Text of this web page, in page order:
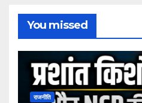
You missed
राजनीति